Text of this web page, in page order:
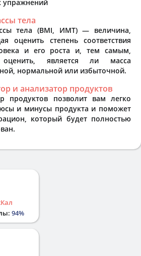
упражнений
тела
тела (BMI, ИМТ) — величина,
оценить степень соответствия
и его роста и, тем самым,
оценить, является ли масса
нормальной или избыточной.
и анализатор продуктов
продуктов позволит вам легко
и минусы продукта и поможет
который будет полностью
94%